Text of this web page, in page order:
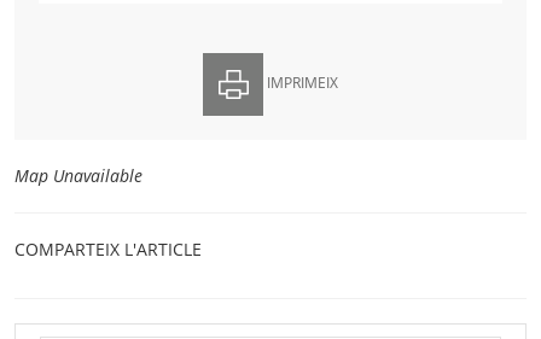
IMPRIMEIX
Map Unavailable
COMPARTEIX L'ARTICLE